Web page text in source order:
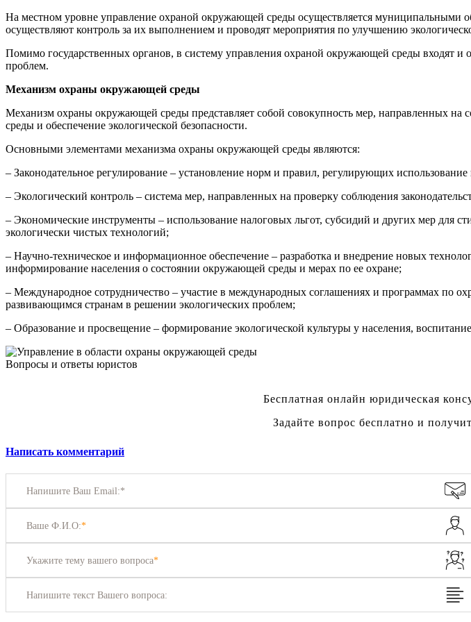
На местном уровне управление охраной окружающей среды осуществляется
осуществляют контроль за их выполнением и проводят мероприятия по улучшению
Помимо государственных органов, в систему управления охраной окружающей среды входят
проблем.
Механизм охраны окружающей среды
Механизм охраны окружающей среды представляет собой совокупность мер, направленных на
среды и обеспечение экологической безопасности.
Основными элементами механизма охраны окружающей среды являются:
– Законодательное регулирование – установление норм и правил, регулирующих
– Экологический контроль – система мер, направленных на проверку соблюдения
– Экономические инструменты – использование налоговых льгот, субсидий и других мер
экологически чистых технологий;
– Научно-техническое и информационное обеспечение – разработка и внедрение новых
информирование населения о состоянии окружающей среды и мерах по ее охране;
– Международное сотрудничество – участие в международных соглашениях и программах по
развивающимся странам в решении экологических проблем;
– Образование и просвещение – формирование экологической культуры у населения,
Вопросы и ответы юристов
Бесплатная онлайн юридическая
Задайте вопрос бесплатно и
Написать комментарий
Напишите Ваш Email:*
Ваше Ф.И.О:*
Укажите тему вашего вопроса*
Напишите текст Вашего вопроса: